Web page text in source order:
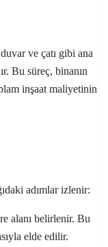
ve çatı gibi ana
Bu süreç, binanın
inşaat maliyetinin
adımlar izlenir:
alanı belirlenir. Bu
elde edilir.